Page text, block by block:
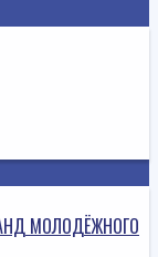
МОЛОДЁЖНОГО